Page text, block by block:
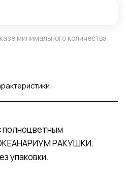
минимального количества
полноцветным
РАКУШКИ.
упаковки.